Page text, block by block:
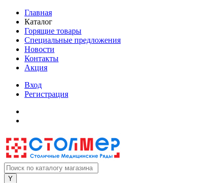
Главная
Каталог
Горящие товары
Специальные предложения
Новости
Контакты
Акция
Вход
Регистрация